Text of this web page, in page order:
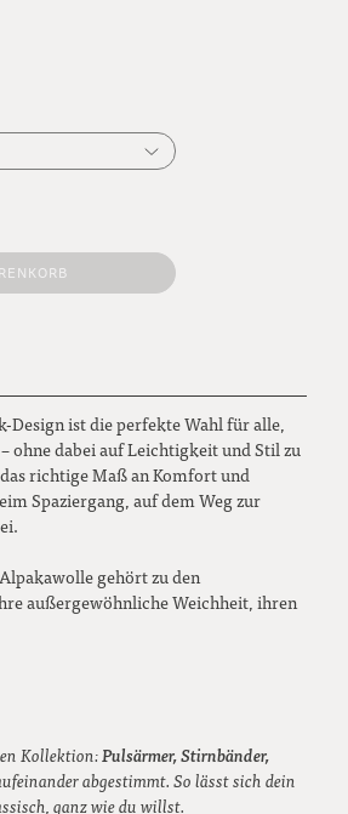
ist die perfekte Wahl für alle,
ohne dabei auf Leichtigkeit und Stil zu
richtige Maß an Komfort und
Spaziergang, auf dem Weg zur
gehört zu den
außergewöhnliche Weichheit, ihren
Kollektion: Pulsärmer, Stirnbänder,
abgestimmt. So lässt sich dein
ganz wie du willst.